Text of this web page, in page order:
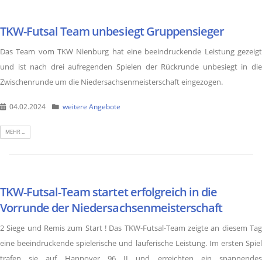
TKW-Futsal Team unbesiegt Gruppensieger
Das Team vom TKW Nienburg hat eine beeindruckende Leistung gezeigt
und ist nach drei aufregenden Spielen der Rückrunde unbesiegt in die
Zwischenrunde um die Niedersachsenmeisterschaft eingezogen.
04.02.2024 weitere Angebote
MEHR ...
TKW-Futsal-Team startet erfolgreich in die
Vorrunde der Niedersachsenmeisterschaft
2 Siege und Remis zum Start ! Das TKW-Futsal-Team zeigte an diesem Tag
eine beeindruckende spielerische und läuferische Leistung. Im ersten Spiel